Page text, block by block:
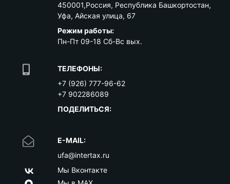
450001,Россия, Республика Башкортостан,
Уфа, Айская улица, 67
Режим работы:
Пн-Пт 09-18 Сб-Вс вых.
ТЕЛЕФОНЫ:
+7 (926) 777-96-62
+7 902286089
ПОДЕЛИТЬСЯ:
E-MAIL:
ufa@intertax.ru
Мы Вконтакте